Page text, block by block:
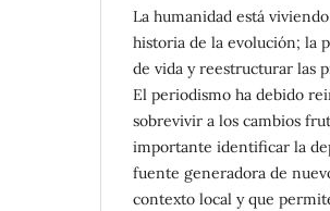
La humanidad está
historia de la evolución; la
de vida y reestructurar las
El periodismo ha debido
sobrevivir a los cambios
importante identificar la
fuente generadora de
contexto local y que